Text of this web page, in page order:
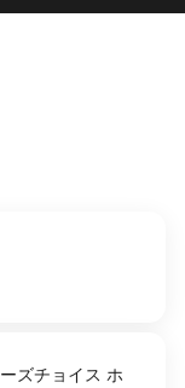
ズチョイス ホ